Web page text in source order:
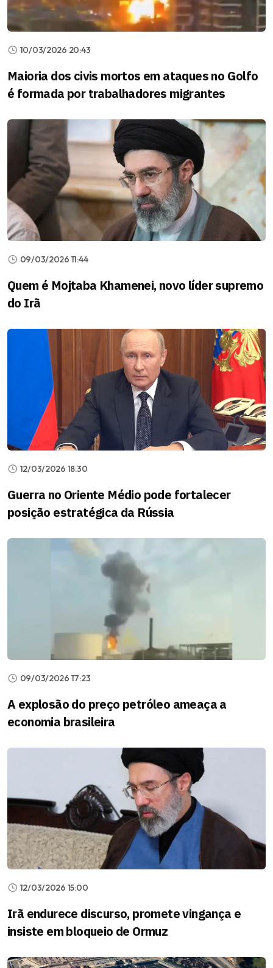
10/03/2026 20:43
Maioria dos civis mortos em ataques no Golfo
é formada por trabalhadores migrantes
09/03/2026 11:44
Quem é Mojtaba Khamenei, novo líder supremo
do Irã
12/03/2026 18:30
Guerra no Oriente Médio pode fortalecer
posição estratégica da Rússia
09/03/2026 17:23
A explosão do preço petróleo ameaça a
economia brasileira
12/03/2026 15:00
Irã endurece discurso, promete vingança e
insiste em bloqueio de Ormuz